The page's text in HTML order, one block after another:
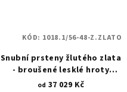
Snubní prsteny žlutého zlata
- broušené lesklé hroty
1018.1
od 37 029 Kč
KÓD: 1018.1/56-48-Z.ZLATO